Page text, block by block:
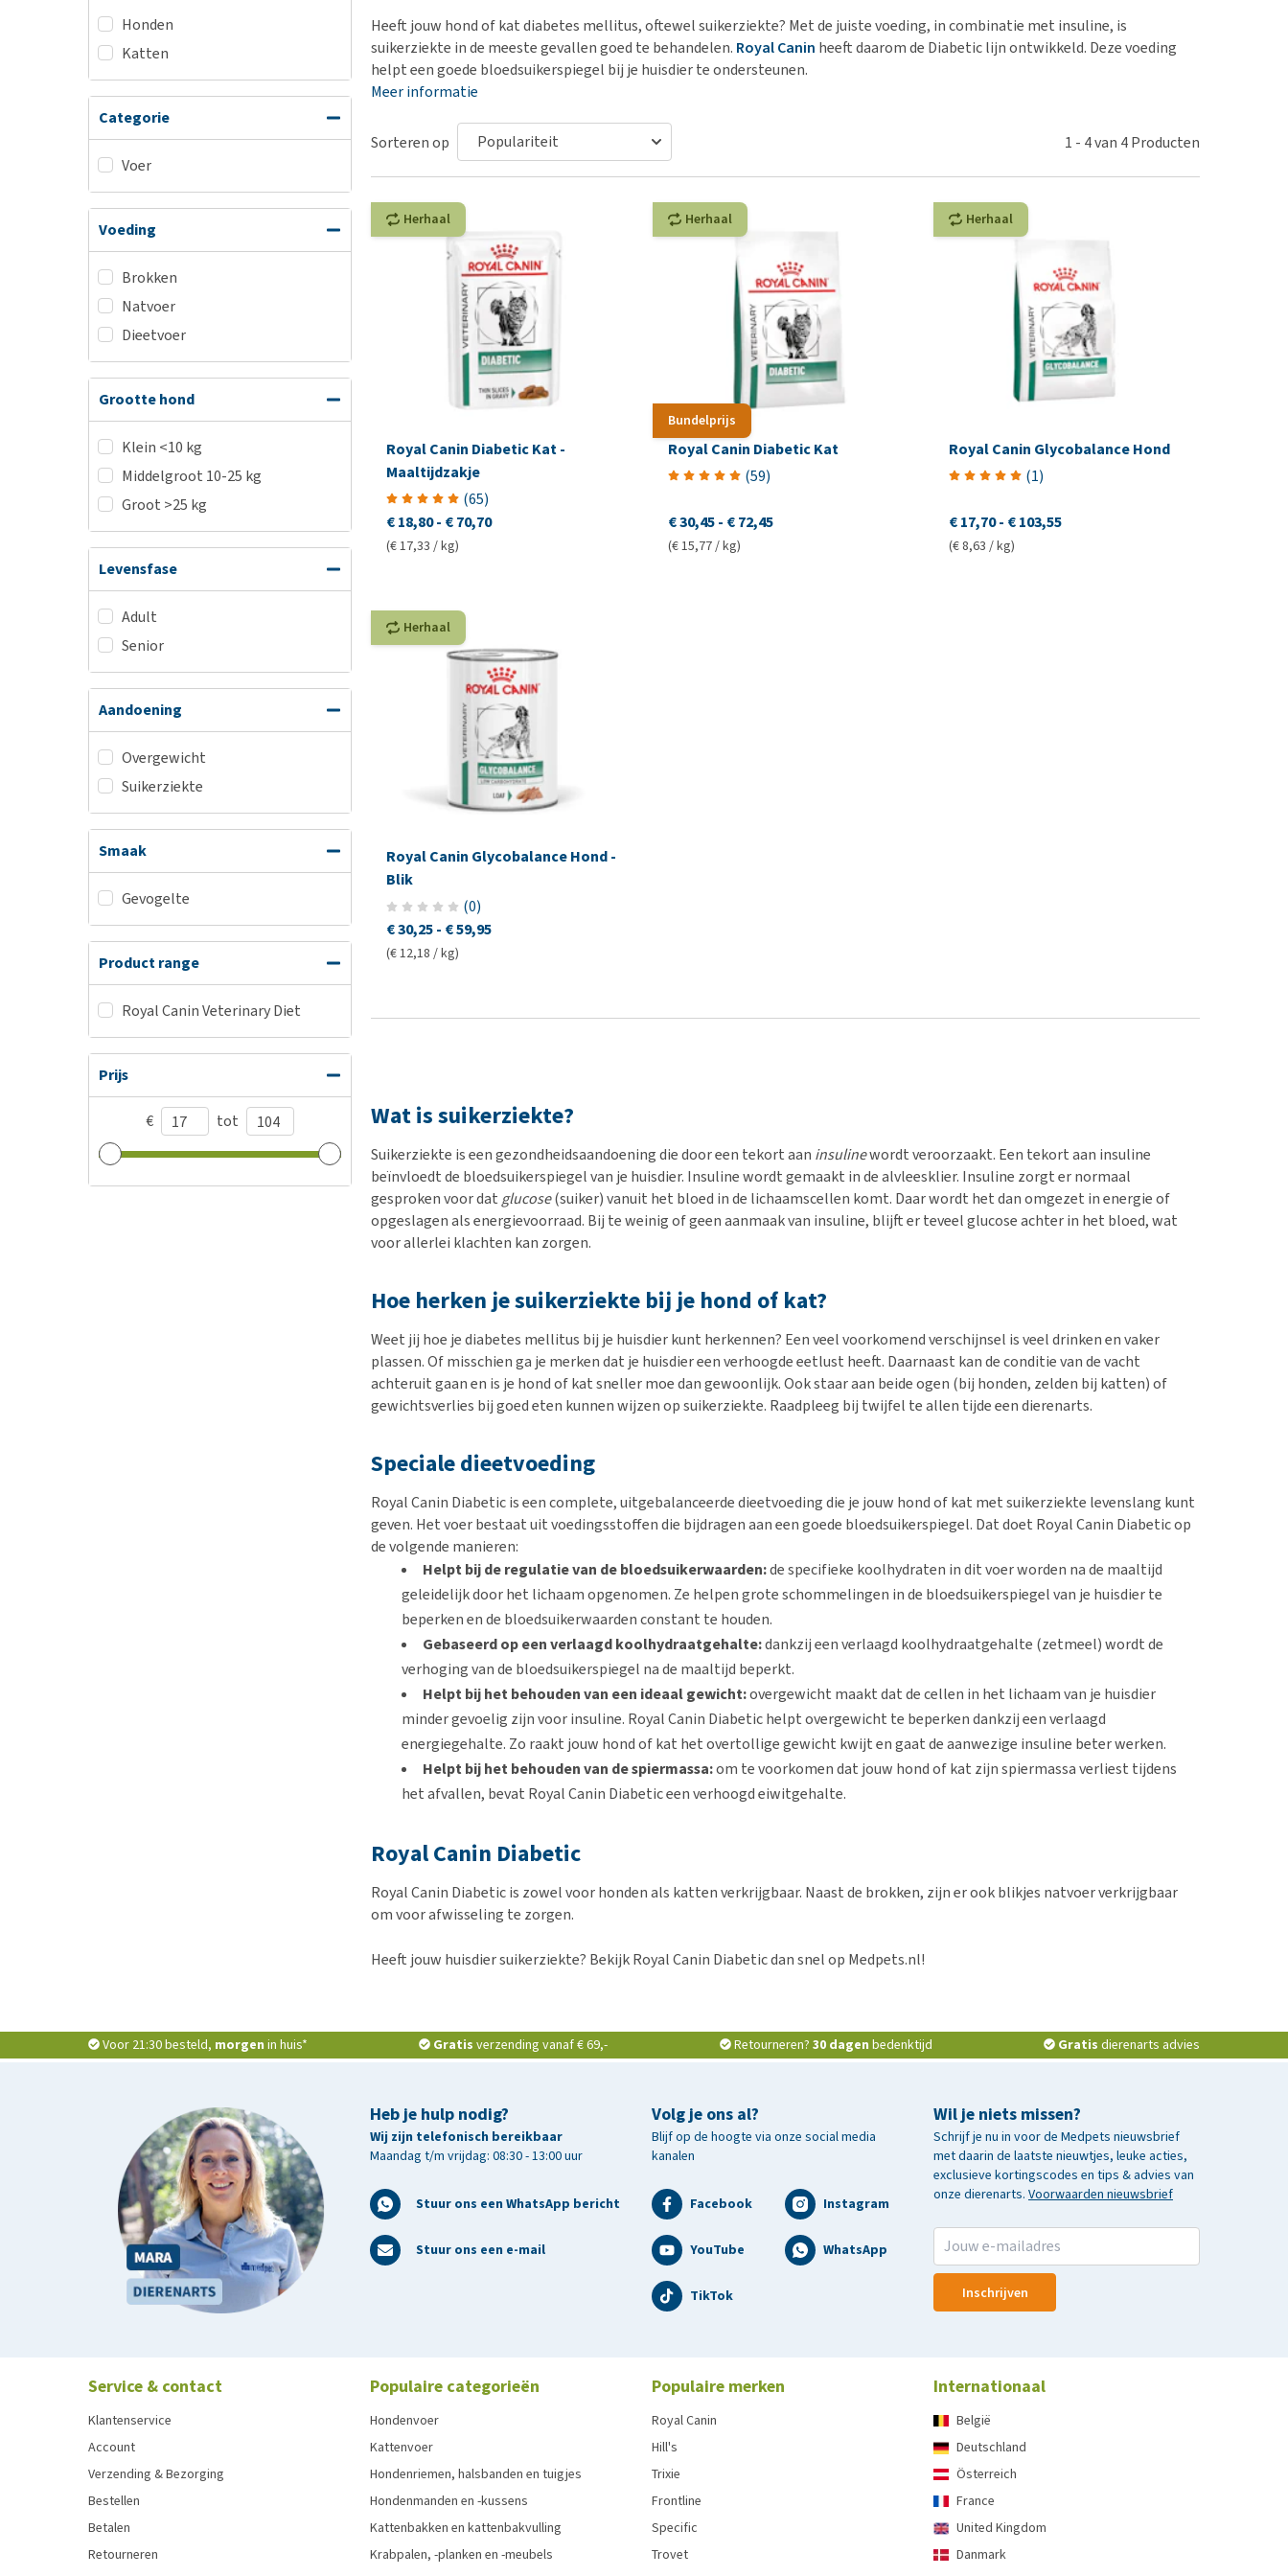
Biologisch hondenvoer
Vegan hondenvoer
Bekijk alles
Voer- en drinkbakken
Op reis en onderweg
Bekijk alles
Puppy apotheek
Vuurwerkangst
Ouderdom en dementie
Puppy apotheek
Vuurwerkangst
Bekijk alles
Ouderdom en dementie
Overgewicht en conditie
Help! Mijn hond plast in
Honden
Katten
Categorie
Voer
Voeding
Brokken
Natvoer
Dieetvoer
Grootte hond
Klein <10 kg
Middelgroot 10-25 kg
Groot >25 kg
Levensfase
Adult
Senior
Aandoening
Overgewicht
Suikerziekte
Smaak
Gevogelte
Product range
Royal Canin Veterinary Diet
Prijs
€ tot
Heeft jouw hond of kat diabetes mellitus, oftewel suikerziekte? Met de juiste voeding, in combinatie met insuline, is
suikerziekte in de meeste gevallen goed te behandelen. Royal Canin heeft daarom de Diabetic lijn ontwikkeld. Deze voeding
helpt een goede bloedsuikerspiegel bij je huisdier te ondersteunen.
Meer informatie
Sorteren op 1 - 4van 4Producten
Herhaal
Royal Canin Diabetic Kat -
Maaltijdzakje
(65)
€ 18,80- € 70,70
(€ 17,33 / kg)
Bundelprijs
Herhaal
Royal Canin Diabetic Kat
(59)
€ 30,45 - € 72,45
(€ 15,77 / kg)
Herhaal
Royal Canin Glycobalance Hond
(1)
€ 17,70- € 103,55
(€ 8,63 / kg)
Herhaal
Royal Canin Glycobalance Hond -
Blik
(0)
€ 30,25- € 59,95
(€ 12,18 / kg)
Wat is suikerziekte?
Suikerziekte is een gezondheidsaandoening die door een tekort aan insulinewordt veroorzaakt. Een tekort aan insuline
beïnvloedt de bloedsuikerspiegel van je huisdier. Insuline wordt gemaakt in de alvleesklier. Insuline zorgt er normaal
gesproken voor datglucose(suiker) vanuit het bloed in de lichaamscellen komt. Daar wordt het dan omgezet in energie of
opgeslagen als energievoorraad. Bij te weinig of geen aanmaak van insuline, blijft er teveel glucose achter in het bloed, wat
voor allerlei klachten kan zorgen.
Hoe herken je suikerziekte bij je hond of kat?
Weet jij hoe je diabetes mellitus bij je huisdier kunt herkennen? Een veel voorkomend verschijnsel is veel drinken en vaker
plassen. Of misschien ga je merken dat je huisdier een verhoogde eetlust heeft. Daarnaast kan de conditie van de vacht
achteruit gaan en is je hond of kat sneller moe dan gewoonlijk. Ook staar aan beide ogen (bij honden, zelden bij katten) of
gewichtsverlies bij goed eten kunnen wijzen op suikerziekte. Raadpleeg bij twijfel te allen tijde een dierenarts.
Speciale dieetvoeding
Royal Canin Diabetic is een complete, uitgebalanceerde dieetvoeding die je jouw hond of kat met suikerziekte levenslang kunt
geven. Het voer bestaat uit voedingsstoffen die bijdragen aan een goede bloedsuikerspiegel. Dat doet Royal Canin Diabetic op
de volgende manieren:
Helpt bij de regulatie van de bloedsuikerwaarden:de specifieke koolhydraten in dit voer worden na de maaltijd
geleidelijk door het lichaam opgenomen. Ze helpen grote schommelingen in de bloedsuikerspiegel van je huisdier te
beperken en de bloedsuikerwaarden constant te houden.
Gebaseerd op een verlaagd koolhydraatgehalte:dankzij een verlaagd koolhydraatgehalte (zetmeel) wordt de
verhoging van de bloedsuikerspiegel na de maaltijd beperkt.
Helpt bij het behouden van een ideaal gewicht:overgewicht maakt dat de cellen in het lichaam van je huisdier
minder gevoelig zijn voor insuline. Royal Canin Diabetic helpt overgewicht te beperken dankzij een verlaagd
energiegehalte. Zo raakt jouw hond of kat het overtollige gewicht kwijt en gaat de aanwezige insuline beter werken.
Helpt bij het behouden van de spiermassa:om te voorkomen dat jouw hond of kat zijn spiermassa verliest tijdens
het afvallen, bevat Royal Canin Diabetic een verhoogd eiwitgehalte.
Royal Canin Diabetic
Royal Canin Diabetic is zowel voor honden als katten verkrijgbaar. Naast de brokken, zijn er ook blikjes natvoer verkrijgbaar
om voor afwisseling te zorgen.
Heeft jouw huisdier suikerziekte? Bekijk Royal Canin Diabetic dan snel op Medpets.nl!
Voor 21:30 besteld, morgen in huis* Gratis verzending vanaf € 69,- Retourneren? 30 dagen bedenktijd Gratis dierenarts advies
Heb je hulp nodig?
Wij zijn telefonisch bereikbaar
Maandag t/m vrijdag: 08:30 - 13:00 uur
Stuur ons een WhatsApp bericht
Stuur ons een e-mail
Wil je niets missen?
Schrijf je nu in voor de Medpets nieuwsbrief
met daarin de laatste nieuwtjes, leuke acties,
exclusieve kortingscodes en tips & advies van
onze dierenarts. Voorwaarden nieuwsbrief
Inschrijven
Volg je ons al?
Blijf op de hoogte via onze social media
kanalen
Facebook Instagram
YouTube WhatsApp
TikTok
Service & contact
Klantenservice
Account
Verzending & Bezorging
Bestellen
Betalen
Retourneren
Populaire categorieën
Hondenvoer
Kattenvoer
Hondenriemen, halsbanden en tuigjes
Hondenmanden en -kussens
Kattenbakken en kattenbakvulling
Krabpalen, -planken en -meubels
Populaire merken
Royal Canin
Hill's
Trixie
Frontline
Specific
Trovet
Internationaal
België
Deutschland
Österreich
France
United Kingdom
Danmark